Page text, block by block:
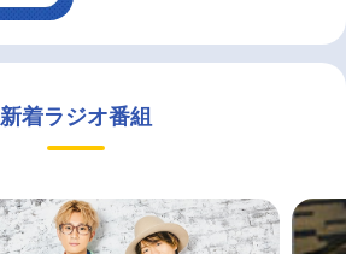
新着ラジオ番組